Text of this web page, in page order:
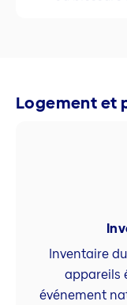
Logement et
Inventaire
appareils
événement